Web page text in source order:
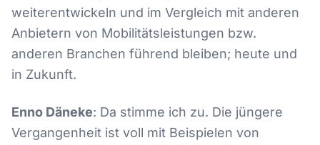
weiterentwickeln und im Vergleich mit anderen
Anbietern von Mobilitätsleistungen bzw.
anderen Branchen führend bleiben; heute und
in Zukunft.
Enno Däneke: Da stimme ich zu. Die jüngere
Vergangenheit ist voll mit Beispielen von